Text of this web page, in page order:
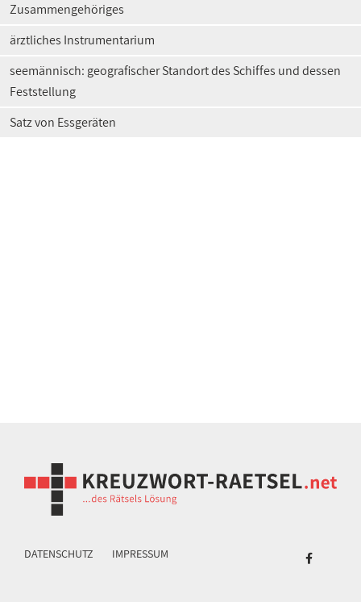
Zusammengehöriges
ärztliches Instrumentarium
seemännisch: geografischer Standort des Schiffes und dessen
Feststellung
Satz von Essgeräten
DATENSCHUTZ IMPRESSUM